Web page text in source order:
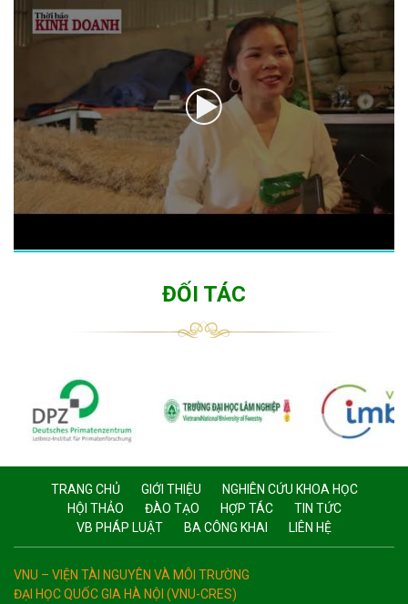
ĐỐI TÁC
TRANG CHỦ GIỚI THIỆU
NGHIÊN CỨU KHOA HỌC
HỘI THẢO
ĐÀO TẠO HỢP TÁC
TIN TỨC
VB PHÁP LUẬT
BA CÔNG KHAI LIÊN HỆ
VNU – VIỆN TÀI NGUYÊN VÀ MÔI TRƯỜNG
ĐẠI HỌC QUỐC GIA HÀ NỘI (VNU-CRES)